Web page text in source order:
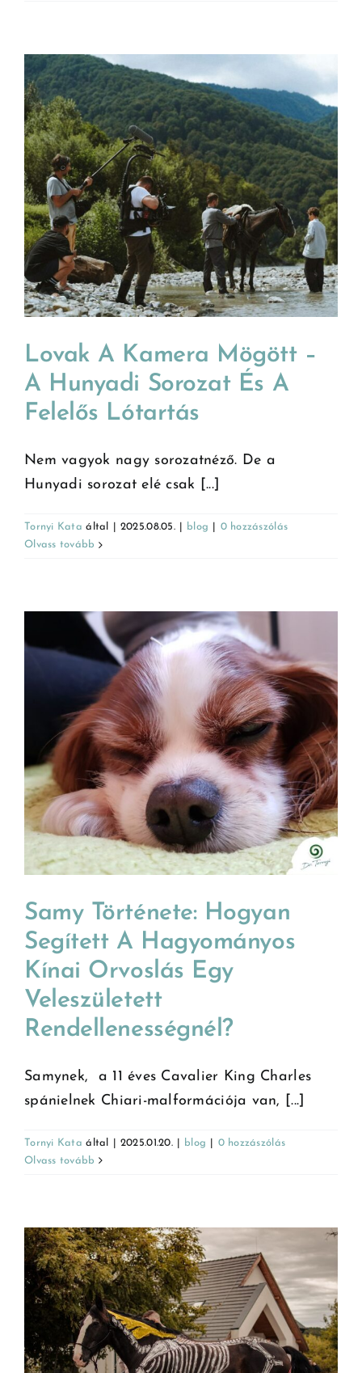
Lovak A Kamera Mögött –
A Hunyadi Sorozat És A
Felelős Lótartás
Nem vagyok nagy sorozatnéző. De a
Hunyadi sorozat elé csak [...]
Tornyi Kata által 2025.08.05. blog
0 hozzászólás
Olvass tovább
Samy Története: Hogyan
Segített A Hagyományos
Kínai Orvoslás Egy
Veleszületett
Rendellenességnél?
Samynek, a 11 éves Cavalier King Charles
spánielnek Chiari-malformációja van, [...]
Tornyi Kata által 2025.01.20. blog
0 hozzászólás
Olvass tovább